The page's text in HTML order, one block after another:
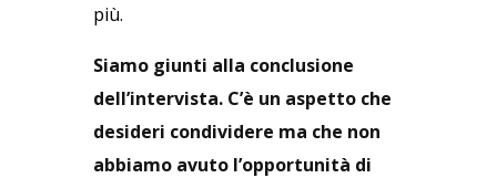
più.
Siamo giunti alla conclusione
dell’intervista. C’è un aspetto che
desideri condividere ma che non
abbiamo avuto l’opportunità di